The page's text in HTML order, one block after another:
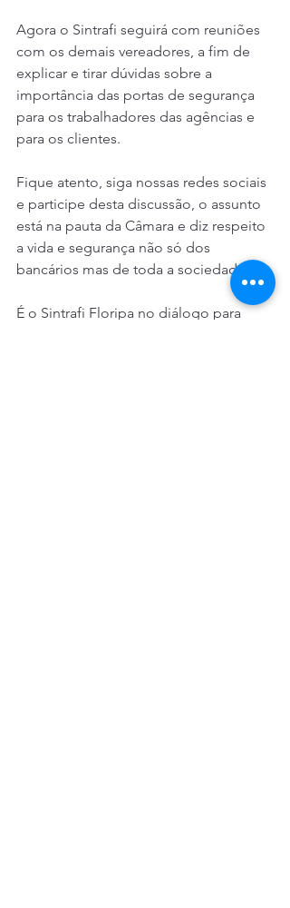
Agora o Sintrafi seguirá com reuniões
com os demais vereadores, a fim de
explicar e tirar dúvidas sobre a
importância das portas de segurança
para os trabalhadores das agências e
para os clientes.
Fique atento, siga nossas redes sociais
e participe desta discussão, o assunto
está na pauta da Câmara e diz respeito
a vida e segurança não só dos
bancários mas de toda a sociedade.
É o Sintrafi Floripa no diálogo para